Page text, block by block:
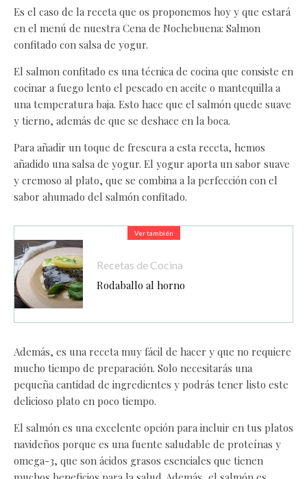
Es el caso de la receta que os proponemos hoy y que estará
en el menú de nuestra Cena de Nochebuena: Salmon
confitado con salsa de yogur.
El salmon confitado es una técnica de cocina que consiste en
cocinar a fuego lento el pescado en aceite o mantequilla a
una temperatura baja. Esto hace que el salmón quede suave
y tierno, además de que se deshace en la boca.
Para añadir un toque de frescura a esta receta, hemos
añadido una salsa de yogur. El yogur aporta un sabor suave
y cremoso al plato, que se combina a la perfección con el
sabor ahumado del salmón confitado.
Ver también
Recetas de Cocina
Rodaballo al horno
Además, es una receta muy fácil de hacer y que no requiere
mucho tiempo de preparación. Solo necesitarás una
pequeña cantidad de ingredientes y podrás tener listo este
delicioso plato en poco tiempo.
El salmón es una excelente opción para incluir en tus platos
navideños porque es una fuente saludable de proteínas y
omega-3, que son ácidos grasos esenciales que tienen